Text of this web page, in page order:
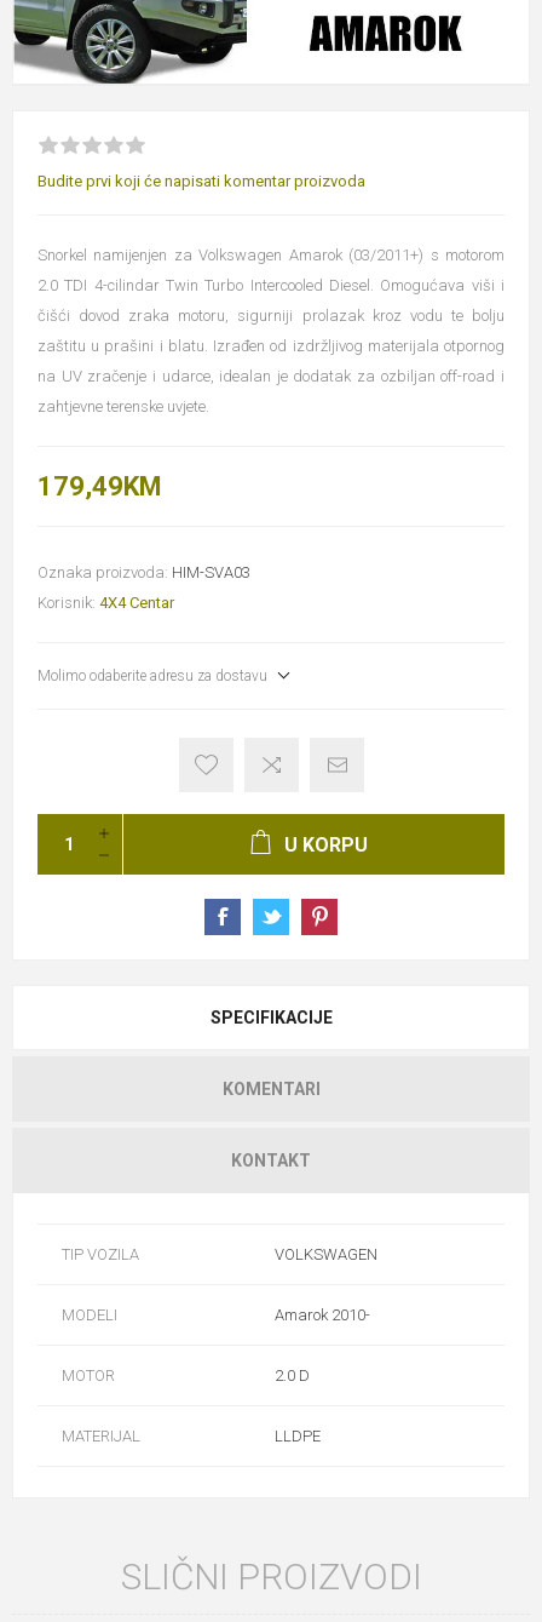
Budite prvi koji će napisati komentar proizvoda
Snorkel namijenjen za Volkswagen Amarok (03/2011+) s motorom
2.0 TDI 4-cilindar Twin Turbo Intercooled Diesel. Omogućava viši i
čišći dovod zraka motoru, sigurniji prolazak kroz vodu te bolju
zaštitu u prašini i blatu. Izrađen od izdržljivog materijala otpornog
na UV zračenje i udarce, idealan je dodatak za ozbiljan off-road i
zahtjevne terenske uvjete.
179,49KM
Oznaka proizvoda: HIM-SVA03
Korisnik: 4X4 Centar
Molimo odaberite adresu za dostavu
U KORPU
SPECIFIKACIJE
KOMENTARI
KONTAKT
TIP VOZILA VOLKSWAGEN
MODELI Amarok 2010-
MOTOR 2.0 D
MATERIJAL LLDPE
SLIČNI PROIZVODI